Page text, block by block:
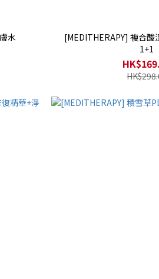
水
[MEDITHERAPY] 複合酸
1+1